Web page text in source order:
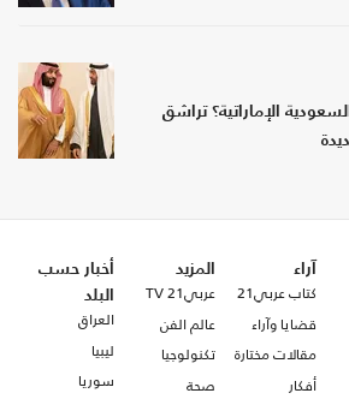
الإماراتية؟ تراشق
آراء
كتاب عربي21
قضايا وآراء
مقالات مختارة
أفكار
المزيد
عربي21 TV
عالم الفن
تكنولوجيا
صحة
أخبار حسب
البلد
العراق
ليبيا
سوريا